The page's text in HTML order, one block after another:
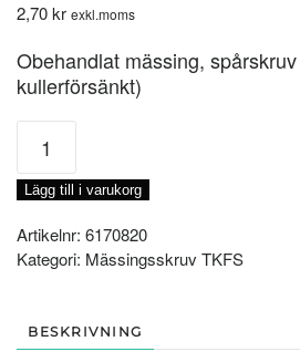
2,70kr exkl.moms
Obehandlat mässing,
kullerförsänkt)
MÄSSINGSKRUV
TKFS
3,5x25MM,
STYCK
mängd
Lägg till i varukorg
Artikelnr: 6170820
Kategori: Mässingsskruv TKFS
BESKRIVNING